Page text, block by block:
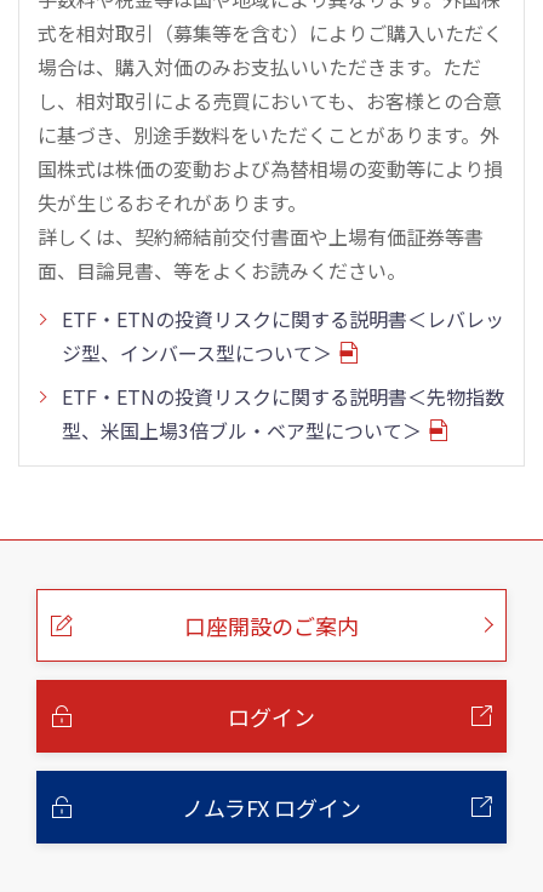
式を相対取引（募集等を含む）によりご購入いただく
場合は、購入対価のみお支払いいただきます。ただ
し、相対取引による売買においても、お客様との合意
に基づき、別途手数料をいただくことがあります。外
国株式は株価の変動および為替相場の変動等により損
失が生じるおそれがあります。
詳しくは、契約締結前交付書面や上場有価証券等書
面、目論見書、等をよくお読みください。
ETF・ETNの投資リスクに関する説明書＜レバレッ
ジ型、インバース型について＞
ETF・ETNの投資リスクに関する説明書＜先物指数
型、米国上場3倍ブル・ベア型について＞
こ
口座開設のご案内
ログイン
ノムラFX ログイン